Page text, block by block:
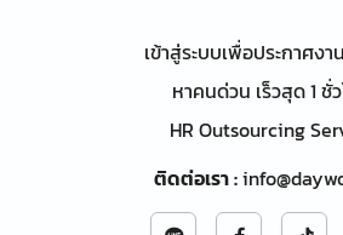
เข้าสู่ระบบเพื่อประกาศง
หาคนด่วน เร็วสุด 1 ชั่
HR Outsourcing
ติดต่อเรา: